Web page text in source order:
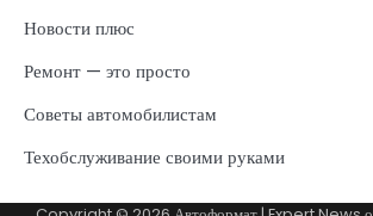
Новости плюс
Ремонт — это просто
Советы автомобилистам
Техобслуживание своими руками